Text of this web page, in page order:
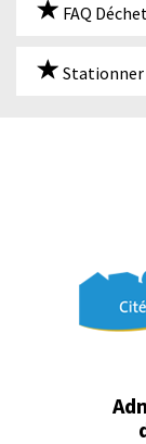
FAQ
Stationner